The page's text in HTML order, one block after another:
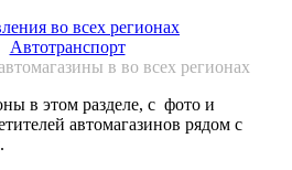
во всех регионах
Автотранспорт
в во всех регионах
в этом разделе, с фото и
автомагазинов рядом с